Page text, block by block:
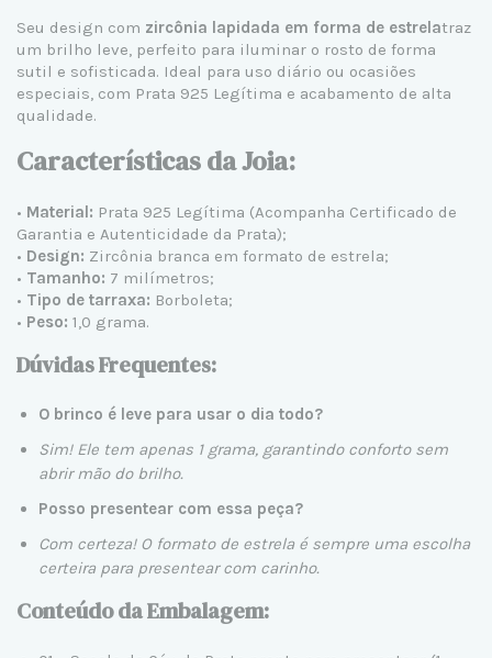
Seu design com zircônia lapidada em forma de estrelatraz
um brilho leve, perfeito para iluminar o rosto de forma
sutil e sofisticada. Ideal para uso diário ou ocasiões
especiais, com Prata 925 Legítima e acabamento de alta
qualidade.
Características da Joia:
• Material: Prata 925 Legítima (Acompanha Certificado de
Garantia e Autenticidade da Prata);
• Design: Zircônia branca em formato de estrela;
• Tamanho: 7 milímetros;
• Tipo de tarraxa: Borboleta;
• Peso: 1,0 grama.
Dúvidas Frequentes:
O brinco é leve para usar o dia todo?
Sim! Ele tem apenas 1 grama, garantindo conforto sem
abrir mão do brilho.
Posso presentear com essa peça?
Com certeza! O formato de estrela é sempre uma escolha
certeira para presentear com carinho.
Conteúdo da Embalagem: